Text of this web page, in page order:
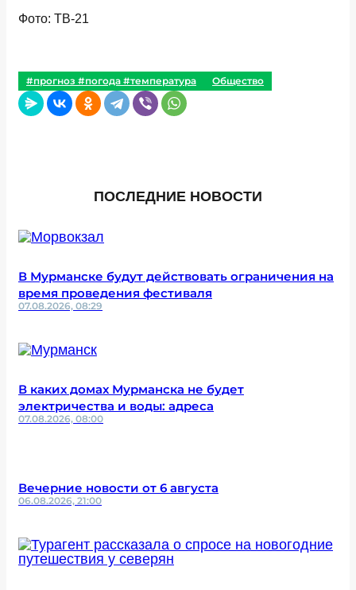
Фото: ТВ-21
#прогноз #погода #температура Общество
ПОСЛЕДНИЕ НОВОСТИ
В Мурманске будут действовать ограничения на
время проведения фестиваля
07.08.2026, 08:29
В каких домах Мурманска не будет
электричества и воды: адреса
07.08.2026, 08:00
Вечерние новости от 6 августа
06.08.2026, 21:00